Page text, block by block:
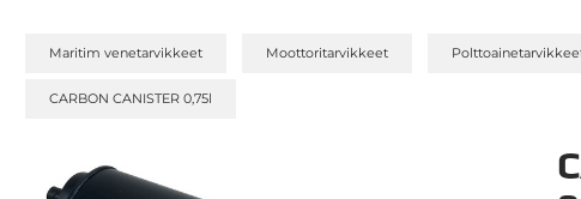
Maritim venetarvikkeet Moottoritarvikkeet
CARBON CANISTER 0,75l